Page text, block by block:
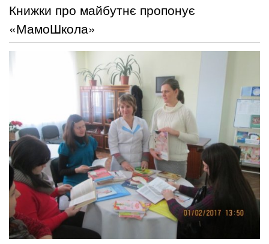
Книжки про майбутнє пропонує
«МамоШкола»